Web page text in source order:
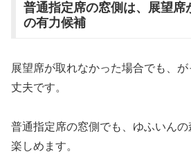
普通指定席の窓側は、展望席
の有力候補
展望席が取れなかった場合でも、
丈夫です。
普通指定席の窓側でも、ゆふいんの
楽しめます。